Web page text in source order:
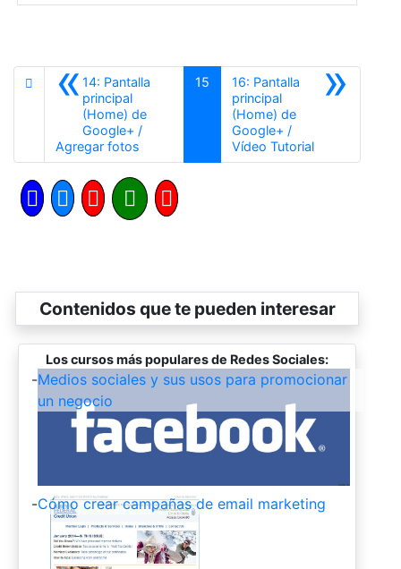
«14: Pantalla
principal
(Home) de
Google+ /
Agregar fotos
15 »
16: Pantalla
principal
(Home) de
Google+ /
Vídeo TutorialSiguiente
Contenidos que te pueden interesar
Los cursos más populares de Redes Sociales:
-Medios sociales y sus usos para promocionar
un negocio
-Cómo crear campañas de email marketing